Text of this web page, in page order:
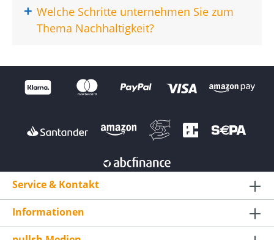
+ Welche Schritte unternehmen Sie zum
Thema Nachhaltigkeit?
Service & Kontakt
Informationen